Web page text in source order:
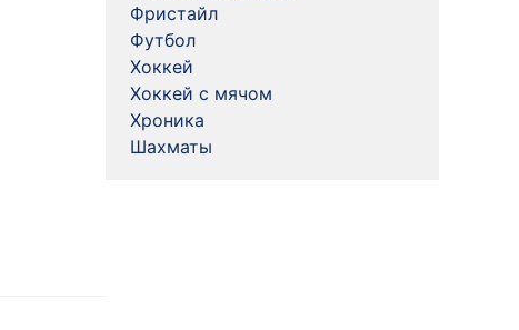
Фристайл
Футбол
Хоккей
Хоккей с мячом
Хроника
Шахматы